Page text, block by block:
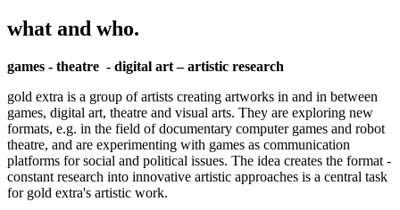
what and who.
games - theatre - digital art – artistic research
gold extra is a group of artists creating artworks in and in between
games, digital art, theatre and visual arts. They are exploring new
formats, e.g. in the field of documentary computer games and robot
theatre, and are experimenting with games as communication
platforms for social and political issues. The idea creates the format -
constant research into innovative artistic approaches is a central task
for gold extra's artistic work.